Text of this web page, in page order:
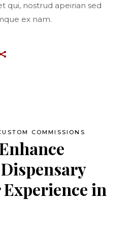
qui, nostrud apeirian sed
ex nam.
COMMISSIONS
in